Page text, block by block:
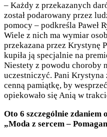
– Każdy z przekazanych
został podarowany przez
pomocy – podkreśla Paweł
Wiele z nich ma wymiar
przekazana przez Krystynę
kupiła ją specjalnie na
Niestety z powodu choroby
uczestniczyć. Pani Krystyna
cenną pamiątkę, by
opiekowało się Anią w
Oto 6 szczególnie
„Moda z sercem –